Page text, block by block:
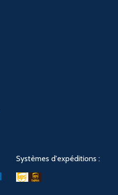
Systèmes d'expéditions :